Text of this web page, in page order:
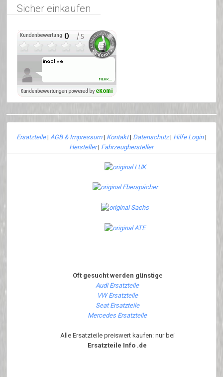
Sicher einkaufen
Ersatzteile| AGB & Impressum| Kontakt| Datenschutz| Hilfe Login|
Hersteller| Fahrzeughersteller
Oft gesucht werden günstige
Audi Ersatzteile
VW Ersatzteile
Seat Ersatzteile
Mercedes Ersatzteile
Alle Ersatzteile preiswert kaufen: nur bei
Ersatzteile Info .de